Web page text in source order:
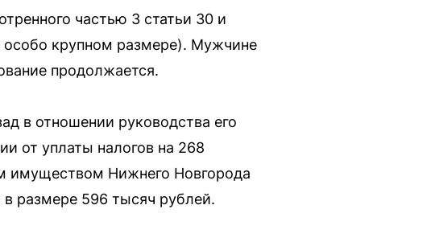
частью 3 статьи 30 и
крупном размере). Мужчине
продолжается.
в отношении руководства его
от уплаты налогов на 268
имуществом Нижнего Новгорода
размере 596 тысяч рублей.